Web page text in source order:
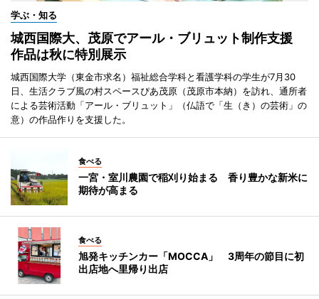
学ぶ・知る
城西国際大、茂原でアール・ブリュット制作支援
作品は秋に特別展示
城西国際大学（東金市求名）福祉総合学科と看護学科の学生が7月30
日、生活クラブ風の村スペースぴあ茂原（茂原市本納）を訪れ、通所者
による芸術活動「アール・ブリュット」（仏語で「生（き）の芸術」の
意）の作品作りを支援した。
食べる
一宮・室川農園で稲刈り始まる 香り豊かな新米に
期待が高まる
食べる
旭発キッチンカー「MOCCA」 3周年の節目に初
出店地へ里帰り出店